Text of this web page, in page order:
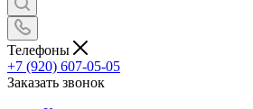
Телефоны
+7 (920) 607-05-05
Заказать звонок